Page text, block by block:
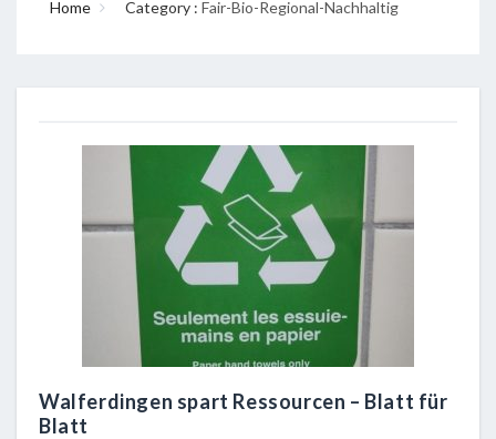
Home Category : Fair-Bio-Regional-Nachhaltig
Walferdingen spart Ressourcen – Blatt für
Blatt